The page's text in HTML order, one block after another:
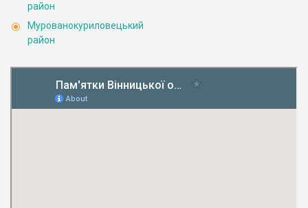
район
Мурованокуриловецький
район